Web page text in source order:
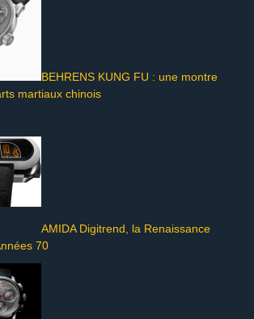
BEHRENS KUNG FU : une montre
martiaux chinois
AMIDA Digitrend, la Renaissance
70